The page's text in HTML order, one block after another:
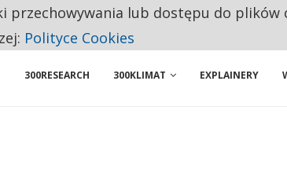
Z POLSKI
300RESEARCH 300KLIMAT EXPLAINERY
przechowywania lub dostępu do plików
Polityce Cookies